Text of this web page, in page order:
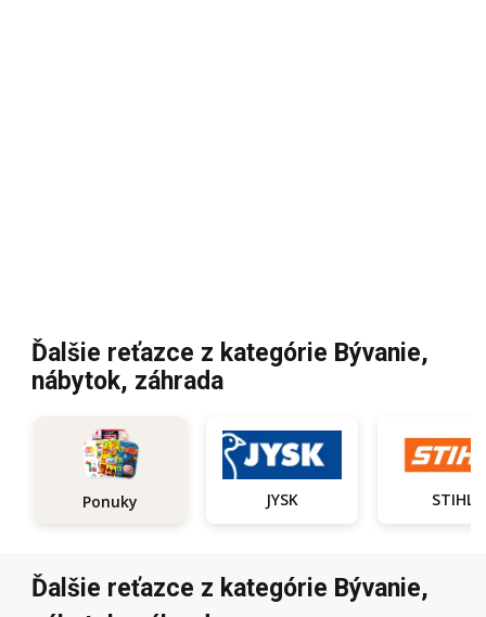
Ďalšie reťazce z kategórie Bývanie,
nábytok, záhrada
Ponuky JYSK STIHL
Ďalšie reťazce z kategórie Bývanie,